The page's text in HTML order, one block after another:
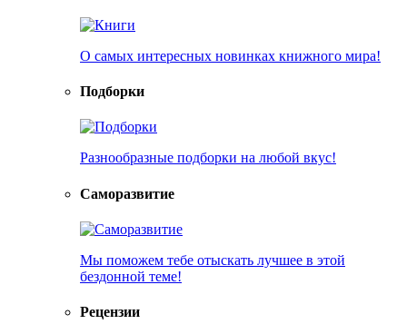
О самых интересных новинках книжного мира!
Подборки
Разнообразные подборки на любой вкус!
Саморазвитие
Мы поможем тебе отыскать лучшее в этой
бездонной теме!
Рецензии